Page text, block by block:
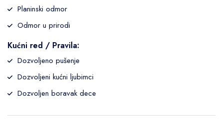
Planinski odmor
Odmor u prirodi
Kućni red / Pravila:
Dozvoljeno pušenje
Dozvoljeni kućni ljubimci
Dozvoljen boravak dece